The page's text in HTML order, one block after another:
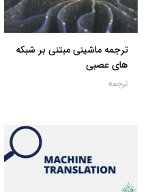
ترجمه ماشینی مبتنی بر شبکه
های عصبی
ترجمه